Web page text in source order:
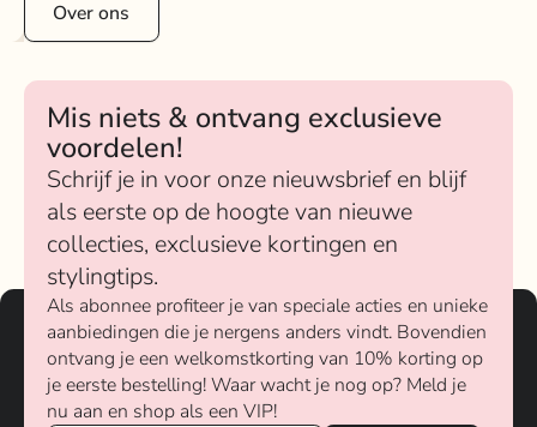
Over ons
Mis niets & ontvang exclusieve
voordelen!
Schrijf je in voor onze nieuwsbrief en blijf
als eerste op de hoogte van nieuwe
collecties, exclusieve kortingen en
stylingtips.
Als abonnee profiteer je van speciale acties en unieke
aanbiedingen die je nergens anders vindt. Bovendien
ontvang je een welkomstkorting van 10% korting op
je eerste bestelling! Waar wacht je nog op? Meld je
nu aan en shop als een VIP!